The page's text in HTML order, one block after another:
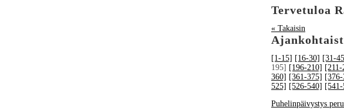
Tervetuloa
« Takaisin
[1-15] [16-30] [31-
195] [196-210] [211-
360] [361-375]
525] [526-540]
Puhelinpäivystys